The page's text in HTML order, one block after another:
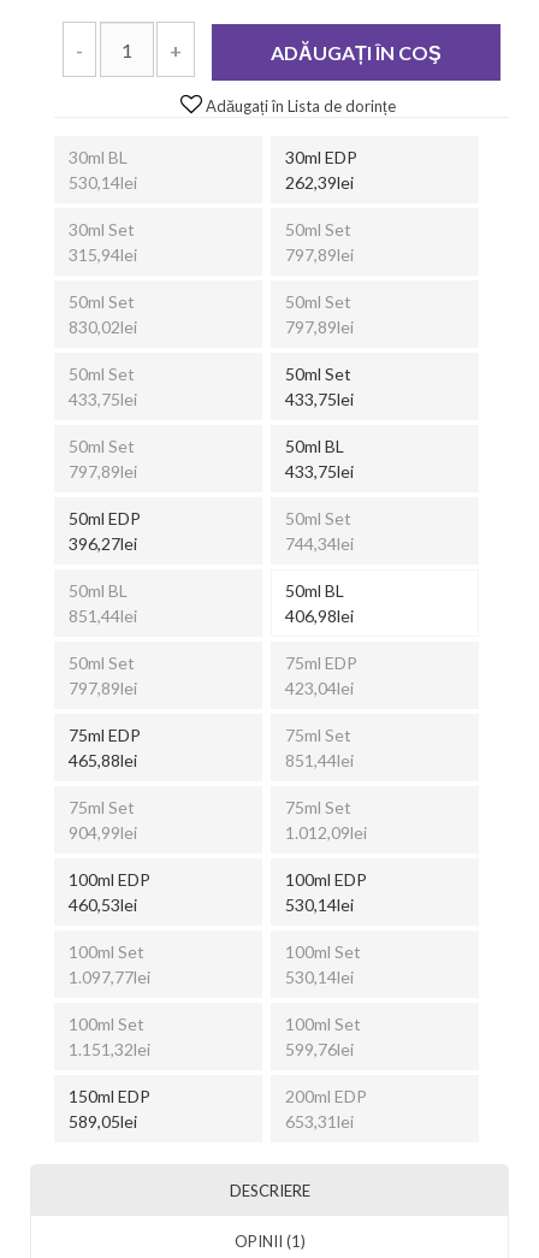
- + ADĂUGAȚI ÎN COŞ
Adăugați în Lista de dorințe
30ml BL
530,14lei
30ml EDP
262,39lei
30ml Set
315,94lei
50ml Set
797,89lei
50ml Set
830,02lei
50ml Set
797,89lei
50ml Set
433,75lei
50ml Set
433,75lei
50ml Set
797,89lei
50ml BL
433,75lei
50ml EDP
396,27lei
50ml Set
744,34lei
50ml BL
851,44lei
50ml BL
406,98lei
50ml Set
797,89lei
75ml EDP
423,04lei
75ml EDP
465,88lei
75ml Set
851,44lei
75ml Set
904,99lei
75ml Set
1.012,09lei
100ml EDP
460,53lei
100ml EDP
530,14lei
100ml Set
1.097,77lei
100ml Set
530,14lei
100ml Set
1.151,32lei
100ml Set
599,76lei
150ml EDP
589,05lei
200ml EDP
653,31lei
DESCRIERE
OPINII (1)